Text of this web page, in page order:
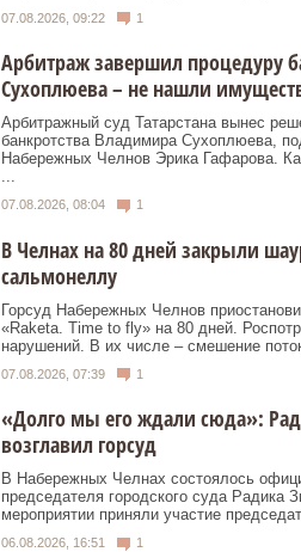
07.08.2026, 09:22 1
Арбитраж завершил процедуру
Сухоплюева – не нашли
Арбитражный суд Татарстана вынес
банкротства Владимира Сухоплюева,
Набережных Челнов Эрика Гафарова.
...
07.08.2026, 08:04 1
В Челнах на 80 дней закрыли
сальмонеллу
Горсуд Набережных Челнов
«Raketa. Time to fly» на 80 дней.
нарушений. В их числе – смешение
07.08.2026, 07:39 1
«Долго мы его ждали сюда»:
возглавил горсуд
В Набережных Челнах состоялось
председателя городского суда Радика
мероприятии приняли участие
06.08.2026, 16:51 1